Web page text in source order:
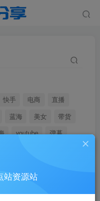
快手 电商
直播
蓝海 美女
带货
youtube 弹幕
站资源站